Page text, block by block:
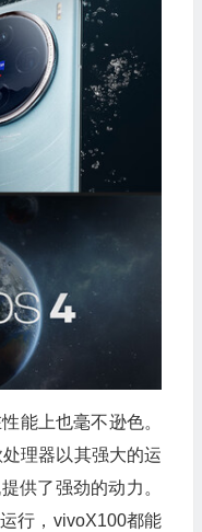
能上也毫不逊色。
理器以其强大的运
供了强劲的动力。
行，vivoX100都能